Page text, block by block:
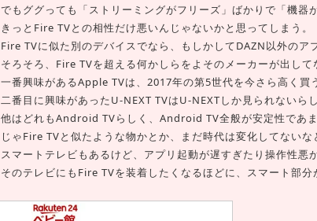
でもググっても「ストリーミングがフリーズ」ばかりで「機器
きっとFire TVとの相性だけ悪いんじゃないかと思ってしまう。
Fire TVに似た別のデバイスでなら、もしかしてDAZN以外のア
そろそろ、Fire TVを超える何かしらをよそのメーカーが出して
一番興味があるApple TVは、2017年の第5世代を今さら高く買
二番目に興味があったU-NEXT TVはU-NEXTしか見られないら
他はどれもAndroid TVらしく、Android TV全般が安定性であま
じゃFire TVと似たような物かとか、まだ時代は変化してないな
スマートテレビもあるけど、アプリ起動が遅すぎたり操作性悪
そのテレビにもFire TVを装着したくなるほどに、スマート部分